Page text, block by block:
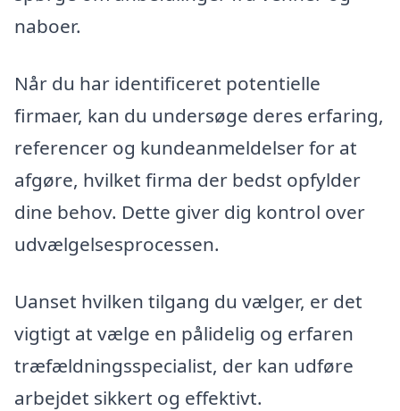
naboer.
Når du har identificeret potentielle
firmaer, kan du undersøge deres erfaring,
referencer og kundeanmeldelser for at
afgøre, hvilket firma der bedst opfylder
dine behov. Dette giver dig kontrol over
udvælgelsesprocessen.
Uanset hvilken tilgang du vælger, er det
vigtigt at vælge en pålidelig og erfaren
træfældningsspecialist, der kan udføre
arbejdet sikkert og effektivt.